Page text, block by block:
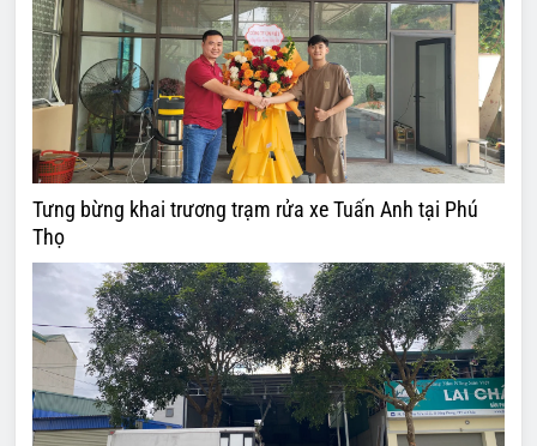
Tưng bừng khai trương trạm rửa xe Tuấn Anh tại Phú
Thọ